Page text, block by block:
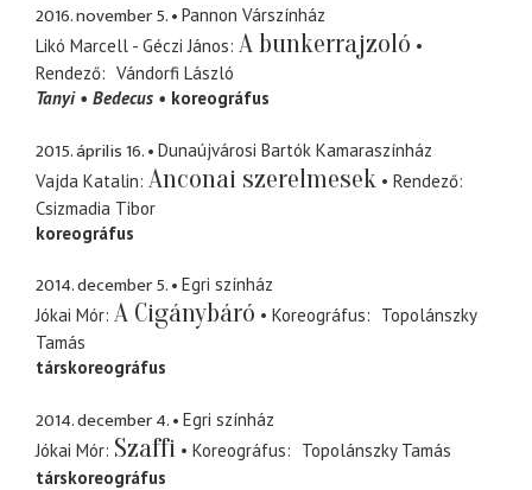
2016. november 5.
Pannon Várszínház
Likó Marcell - Géczi János A bunkerrajzoló
Rendező
Vándorfi László
Tanyi
Bedecus koreográfus
2015. április 16.
Dunaújvárosi Bartók Kamaraszínház
Vajda Katalin Anconai szerelmesek
Rendező
Csizmadia Tibor
koreográfus
2014. december 5.
Egri színház
Jókai Mór A Cigánybáró Koreográfus
Topolánszky
Tamás
társkoreográfus
2014. december 4.
Egri színház
Jókai Mór Szaffi Koreográfus
Topolánszky Tamás
társkoreográfus